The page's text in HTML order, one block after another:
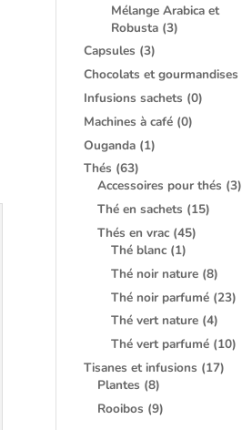
Mélange Arabica et
Robusta (3)
Capsules (3)
Chocolats et gourmandises
Infusions sachets (0)
Machines à café (0)
Ouganda (1)
Thés (63)
Accessoires pour thés (3)
Thé en sachets (15)
Thés en vrac (45)
Thé blanc (1)
Thé noir nature (8)
Thé noir parfumé (23)
Thé vert nature (4)
Thé vert parfumé (10)
Tisanes et infusions (17)
Plantes (8)
Rooibos (9)